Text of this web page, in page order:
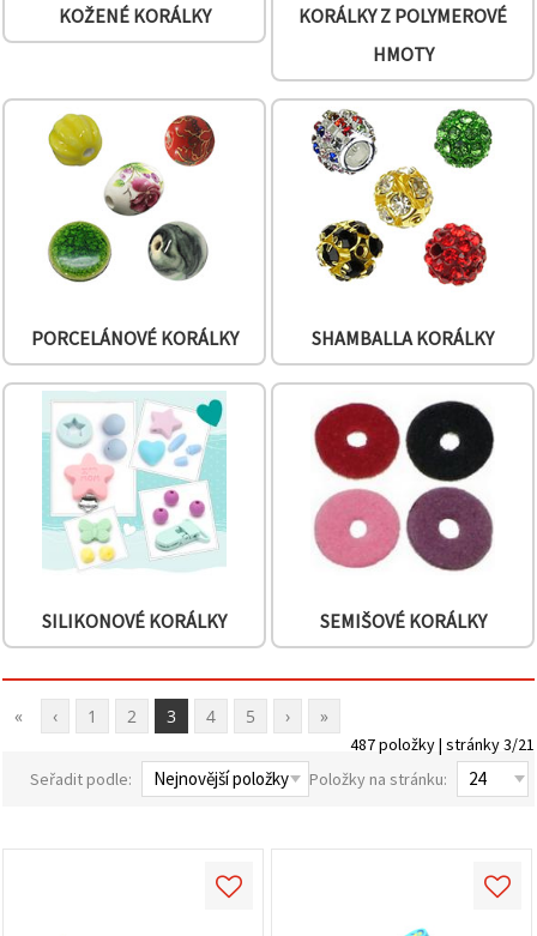
vše
Nastavení
KOŽENÉ KORÁLKY
KORÁLKY Z POLYMEROVÉ
HMOTY
PORCELÁNOVÉ KORÁLKY SHAMBALLA KORÁLKY
SILIKONOVÉ KORÁLKY SEMIŠOVÉ KORÁLKY
« ‹ 1 2 3 4 5 › »
487 položky | stránky 3/21
Seřadit podle:
Položky na stránku: